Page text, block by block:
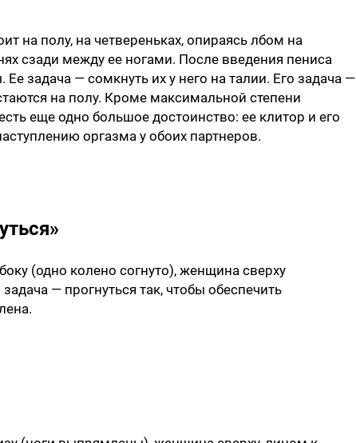
на полу, на четвереньках, опираясь лбом на
сзади между ее ногами. После введения пениса
задача — сомкнуть их у него на талии. Его задача —
на полу. Кроме максимальной степени
еще одно большое достоинство: ее клитор и его
оргазма у обоих партнеров.
(одно колено согнуто), женщина сверху
— прогнуться так, чтобы обеспечить